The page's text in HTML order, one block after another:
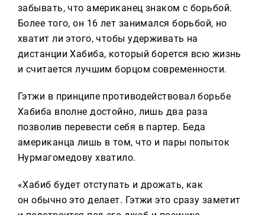
забывать, что американец знаком с борьбой.
Более того, он 16 лет занимался борьбой, но
хватит ли этого, чтобы удерживать на
дистанции Хабиба, который борется всю жизнь
и считается лучшим борцом современности.
Гэтжи в принципе противодействовал борьбе
Хабиба вполне достойно, лишь два раза
позволив перевести себя в партер. Беда
американца лишь в том, что и пары попыток
Нурмагомедову хватило.
«Хабиб будет отступать и дрожать, как
он обычно это делает. Гэтжи это сразу заметит